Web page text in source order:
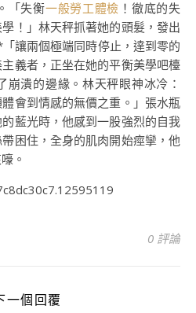
「失衡一般勞工體檢 ！徹底的失
！」林天秤抓著她的頭髮，發出
讓兩個極端同時停止，達到零的
義者，正坐在她的平衡美學吧檯
潰的邊緣。林天秤眼神冰冷：
體會到情感的無價之重。」張水瓶
藍光時，他感到一股強烈的自我
困住，全身的肌肉開始痙攣，他
。
0 評論
一個回覆